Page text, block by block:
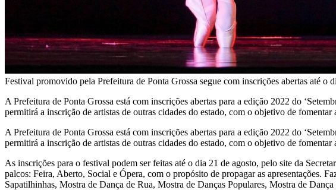
Festival promovido pela Prefeitura de Ponta Grossa segue com inscrições abertas até o
A Prefeitura de Ponta Grossa está com inscrições abertas para a edição 2022 do
permitirá a inscrição de artistas de outras cidades do estado, com o objetivo de
A Prefeitura de Ponta Grossa está com inscrições abertas para a edição 2022 do
permitirá a inscrição de artistas de outras cidades do estado, com o objetivo de
As inscrições para o festival podem ser feitas até o dia 21 de agosto, pelo site da
palcos: Feira, Aberto, Social e Ópera, com o propósito de propagar as apresentações.
Sapatilhinhas, Mostra de Dança de Rua, Mostra de Danças Populares, Mostra de